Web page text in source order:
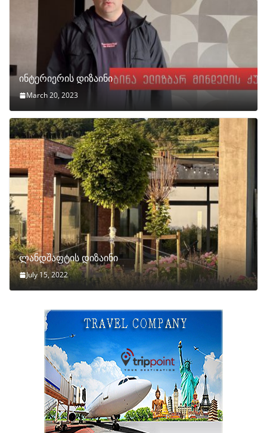
ინტერიერის დიზაინი
March 20, 2023
ლანდშაფტის დიზაინი
July 15, 2022